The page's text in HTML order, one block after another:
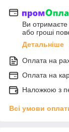
Ви
або гроші
Детальніше
Оплата на
Оплата на
Наложкою з
Всі умови